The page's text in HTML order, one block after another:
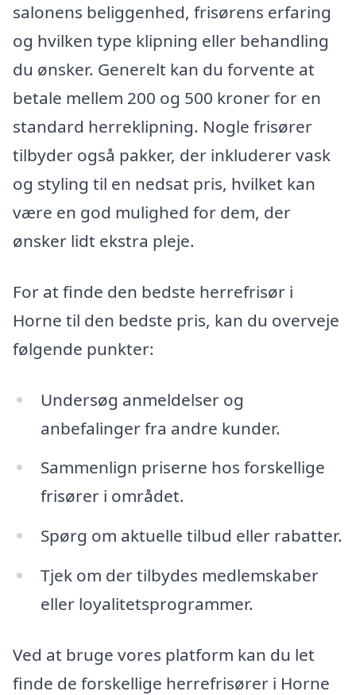
salonens beliggenhed, frisørens erfaring
og hvilken type klipning eller behandling
du ønsker. Generelt kan du forvente at
betale mellem 200 og 500 kroner for en
standard herreklipning. Nogle frisører
tilbyder også pakker, der inkluderer vask
og styling til en nedsat pris, hvilket kan
være en god mulighed for dem, der
ønsker lidt ekstra pleje.
For at finde den bedste herrefrisør i
Horne til den bedste pris, kan du overveje
følgende punkter:
Undersøg anmeldelser og
anbefalinger fra andre kunder.
Sammenlign priserne hos forskellige
frisører i området.
Spørg om aktuelle tilbud eller rabatter.
Tjek om der tilbydes medlemskaber
eller loyalitetsprogrammer.
Ved at bruge vores platform kan du let
finde de forskellige herrefrisører i Horne